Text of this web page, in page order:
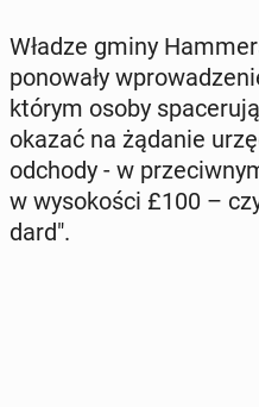
Władze gminy
po­no­wa­ły
którym osoby
okazać na żądanie
odchody - w
w wy­so­ko­ści £100 –
dard".